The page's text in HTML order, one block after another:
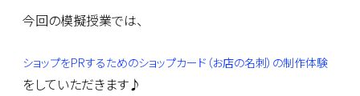
今回の模擬授業では、
ショップをPRするためのショップカード（お店の名刺）の制作体験
をしていただきます♪